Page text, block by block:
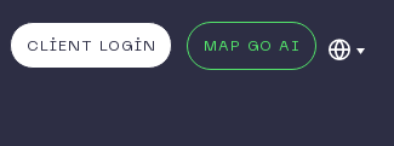
CLIENT LOGIN MAP GO AI